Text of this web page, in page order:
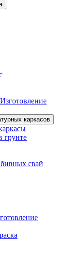
Изготовление
каркасов
грунте
свай